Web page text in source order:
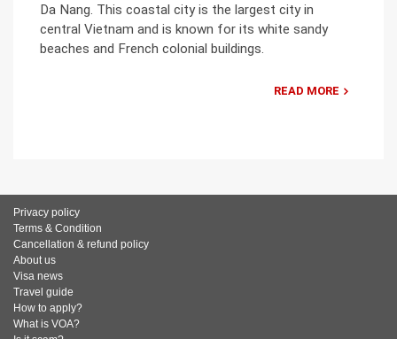
Da Nang. This coastal city is the largest city in
central Vietnam and is known for its white sandy
beaches and French colonial buildings.
READ MORE
Privacy policy
Terms & Condition
Cancellation & refund policy
About us
Visa news
Travel guide
How to apply?
What is VOA?